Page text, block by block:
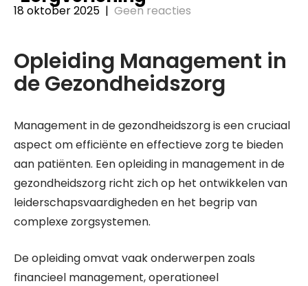
18 oktober 2025 | Geen reacties
Opleiding Management in
de Gezondheidszorg
Management in de gezondheidszorg is een cruciaal
aspect om efficiënte en effectieve zorg te bieden
aan patiënten. Een opleiding in management in de
gezondheidszorg richt zich op het ontwikkelen van
leiderschapsvaardigheden en het begrip van
complexe zorgsystemen.
De opleiding omvat vaak onderwerpen zoals
financieel management, operationeel